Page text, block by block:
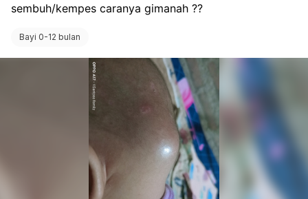
sembuh/kempes caranya gimanah ??
Bayi 0-12 bulan